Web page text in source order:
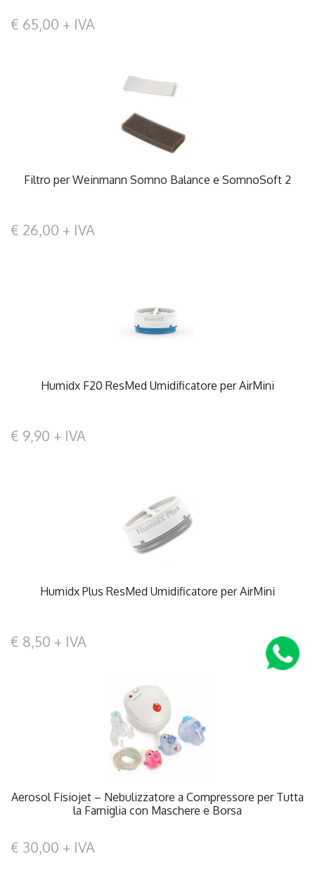
€ 65,00 + IVA
Filtro per Weinmann Somno Balance e SomnoSoft 2
€ 26,00 + IVA
Humidx F20 ResMed Umidificatore per AirMini
€ 9,90 + IVA
Humidx Plus ResMed Umidificatore per AirMini
€ 8,50 + IVA
Aerosol Fisiojet – Nebulizzatore a Compressore per Tutta
la Famiglia con Maschere e Borsa
€ 30,00 + IVA